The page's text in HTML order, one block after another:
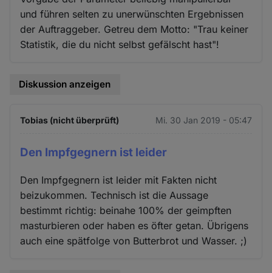
und führen selten zu unerwünschten Ergebnissen
der Auftraggeber. Getreu dem Motto: "Trau keiner
Statistik, die du nicht selbst gefälscht hast"!
Diskussion anzeigen
Tobias (nicht überprüft) Mi. 30 Jan 2019 - 05:47
Den Impfgegnern ist leider
Den Impfgegnern ist leider mit Fakten nicht
beizukommen. Technisch ist die Aussage
bestimmt richtig: beinahe 100% der geimpften
masturbieren oder haben es öfter getan. Übrigens
auch eine spätfolge von Butterbrot und Wasser. ;)